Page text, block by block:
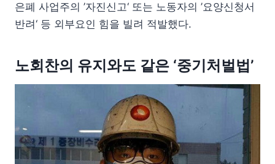
은폐 사업주의 ’자진신고‘ 또는 노동자의 ’요양신청서
반려‘ 등 외부요인 힘을 빌려 적발했다.
노회찬의 유지와도 같은 ‘중기처벌법’